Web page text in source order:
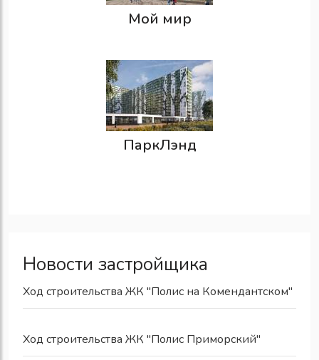
Мой мир
ПаркЛэнд
Новости застройщика
Ход строительства ЖК "Полис на Комендантском"
Ход строительства ЖК "Полис Приморский"